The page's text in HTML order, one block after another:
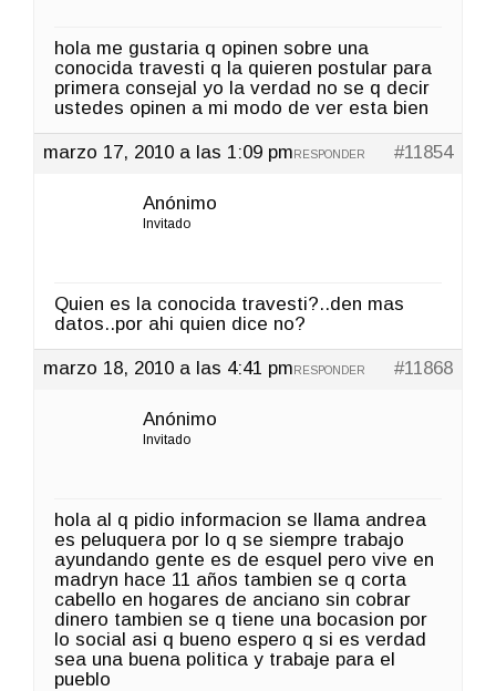
hola me gustaria q opinen sobre una
conocida travesti q la quieren postular para
primera consejal yo la verdad no se q decir
ustedes opinen a mi modo de ver esta bien
marzo 17, 2010 a las 1:09 pm #11854
RESPONDER
Anónimo
Invitado
Quien es la conocida travesti?..den mas
datos..por ahi quien dice no?
marzo 18, 2010 a las 4:41 pm #11868
RESPONDER
Anónimo
Invitado
hola al q pidio informacion se llama andrea
es peluquera por lo q se siempre trabajo
ayundando gente es de esquel pero vive en
madryn hace 11 años tambien se q corta
cabello en hogares de anciano sin cobrar
dinero tambien se q tiene una bocasion por
lo social asi q bueno espero q si es verdad
sea una buena politica y trabaje para el
pueblo